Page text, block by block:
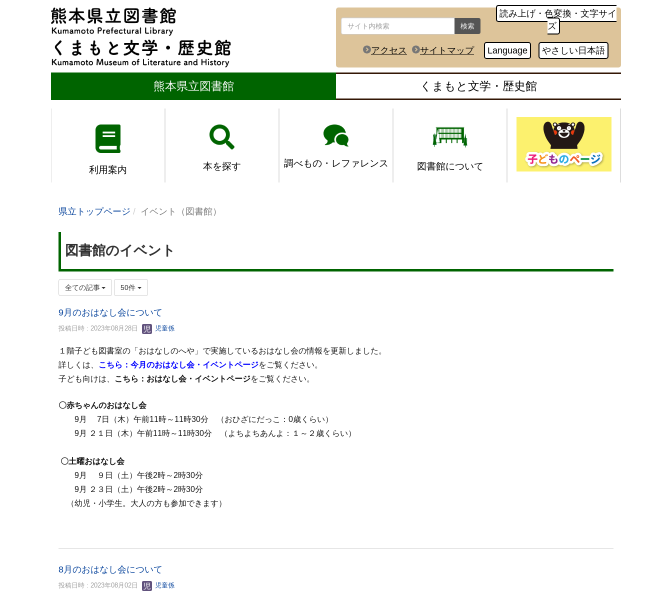
検索
読み上げ・色変換・文字サイ
ズ
アクセス サイトマップ Language やさしい日本語
熊本県立図書館 くまもと文学・歴史館
利用案内 本を探す 調べもの・レファレンス 図書館について
県立トップページ イベント（図書館）
図書館のイベント
全ての記事 50件
9月のおはなし会について
投稿日時 : 2023年08月28日 児童係
１階子ども図書室の「おはなしのへや」で実施しているおはなし会の情報を更新しました。
詳しくは、 こちら：今月のおはなし会・イベントページをご覧ください。
子ども向けは、
こちら：おはなし会・イベントページをご覧ください。
〇赤ちゃんのおはなし会
9月 7日（木）午前11時～11時30分 （おひざにだっこ：0歳くらい）
9月 ２１日（木）午前11時～11時30分
（ よちよちあんよ：１～２歳くらい）
〇土曜おはなし会
9月 ９日（土）午後2時～2時30分
9月 ２３日（土）午後2時～2時30分
（幼児・小学生。大人の方も参加できます）
8月のおはなし会について
投稿日時 : 2023年08月02日 児童係